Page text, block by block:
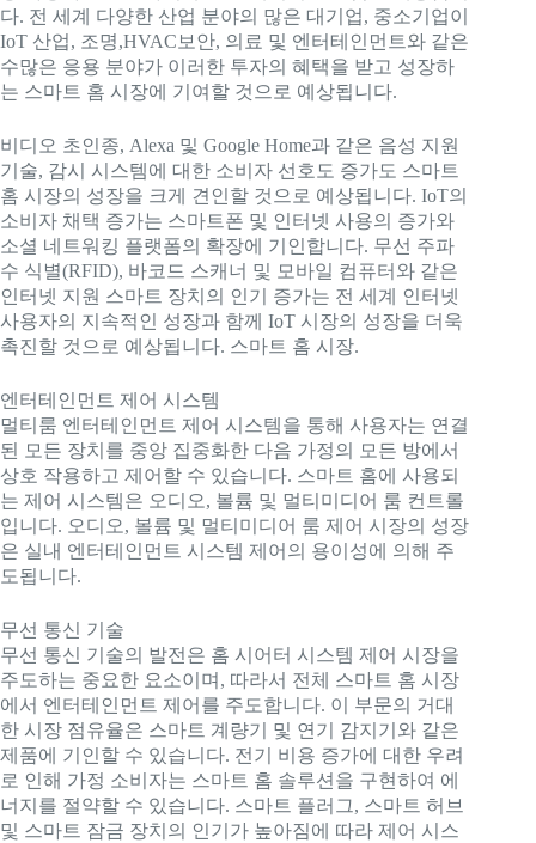
다. 전 세계 다양한 산업 분야의 많은 대기업, 중소기업이
IoT 산업, 조명,HVAC 보안, 의료 및 엔터테인먼트와 같은
수많은 응용 분야가 이러한 투자의 혜택을 받고 성장하
는 스마트 홈 시장에 기여할 것으로 예상됩니다.
비디오 초인종, Alexa 및 Google Home과 같은 음성 지원
기술, 감시 시스템에 대한 소비자 선호도 증가도 스마트
홈 시장의 성장을 크게 견인할 것으로 예상됩니다. IoT의
소비자 채택 증가는 스마트폰 및 인터넷 사용의 증가와
소셜 네트워킹 플랫폼의 확장에 기인합니다. 무선 주파
수 식별(RFID), 바코드 스캐너 및 모바일 컴퓨터와 같은
인터넷 지원 스마트 장치의 인기 증가는 전 세계 인터넷
사용자의 지속적인 성장과 함께 IoT 시장의 성장을 더욱
촉진할 것으로 예상됩니다. 스마트 홈 시장.
엔터테인먼트 제어 시스템
멀티룸 엔터테인먼트 제어 시스템을 통해 사용자는 연결
된 모든 장치를 중앙 집중화한 다음 가정의 모든 방에서
상호 작용하고 제어할 수 있습니다. 스마트 홈에 사용되
는 제어 시스템은 오디오, 볼륨 및 멀티미디어 룸 컨트롤
입니다. 오디오, 볼륨 및 멀티미디어 룸 제어 시장의 성장
은 실내 엔터테인먼트 시스템 제어의 용이성에 의해 주
도됩니다.
무선 통신 기술
무선 통신 기술의 발전은 홈 시어터 시스템 제어 시장을
주도하는 중요한 요소이며, 따라서 전체 스마트 홈 시장
에서 엔터테인먼트 제어를 주도합니다. 이 부문의 거대
한 시장 점유율은 스마트 계량기 및 연기 감지기와 같은
제품에 기인할 수 있습니다. 전기 비용 증가에 대한 우려
로 인해 가정 소비자는 스마트 홈 솔루션을 구현하여 에
너지를 절약할 수 있습니다. 스마트 플러그, 스마트 허브
및 스마트 잠금 장치의 인기가 높아짐에 따라 제어 시스